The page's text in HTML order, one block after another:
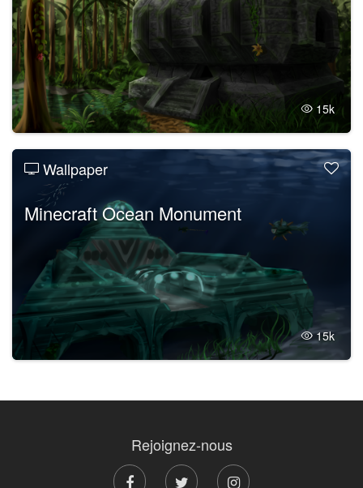
15k
Wallpaper
Minecraft Ocean Monument
15k
Rejoignez-nous